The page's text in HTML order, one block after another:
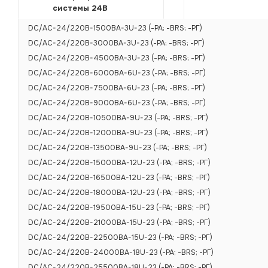
системы 24В
DC/AC-24/220B-1500BA-3U-23 (-РА; -BRS; -РГ)
DC/AC-24/220B-3000BA-3U-23 (-РА; -BRS; -РГ)
DC/AC-24/220B-4500BA-3U-23 (-РА; -BRS; -РГ)
DC/AC-24/220B-6000BA-6U-23 (-РА; -BRS; -РГ)
DC/AC-24/220B-7500BA-6U-23 (-РА; -BRS; -РГ)
DC/AC-24/220B-9000BA-6U-23 (-РА; -BRS; -РГ)
DC/AC-24/220B-10500BA-9U-23 (-РА; -BRS; -РГ)
DC/AC-24/220B-12000BA-9U-23 (-РА; -BRS; -РГ)
DC/AC-24/220B-13500BA-9U-23 (-РА; -BRS; -РГ)
DC/AC-24/220B-15000BA-12U-23 (-РА; -BRS; -РГ)
DC/AC-24/220B-16500BA-12U-23 (-РА; -BRS; -РГ)
DC/AC-24/220B-18000BA-12U-23 (-РА; -BRS; -РГ)
DC/AC-24/220B-19500BA-15U-23 (-РА; -BRS; -РГ)
DC/AC-24/220B-21000BA-15U-23 (-РА; -BRS; -РГ)
DC/AC-24/220B-22500BA-15U-23 (-РА; -BRS; -РГ)
DC/AC-24/220B-24000BA-18U-23 (-РА; -BRS; -РГ)